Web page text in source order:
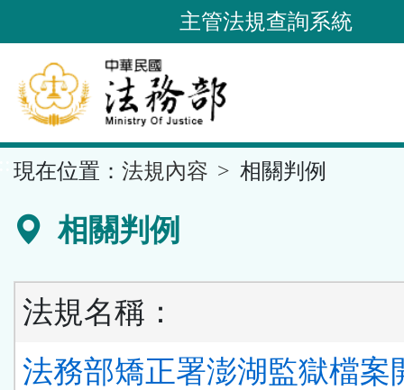
到
要
內
容
區
主管法規查詢系統
現在位置： 法規內容 相關判例
相關判例
法規名稱：
法務部矯正署澎湖監獄檔案